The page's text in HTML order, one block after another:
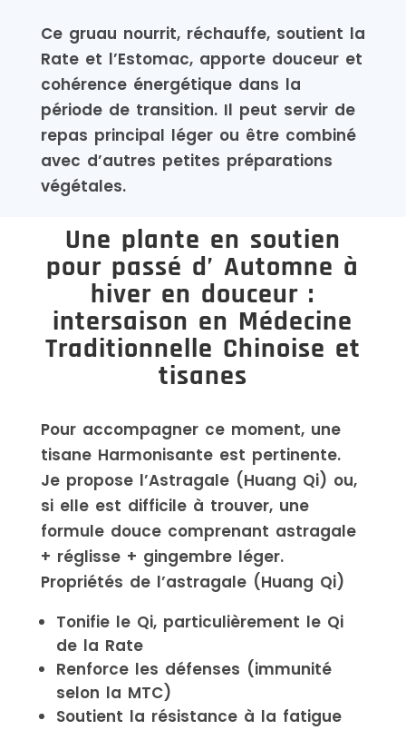
Ce gruau nourrit, réchauffe, soutient la
Rate et l’Estomac, apporte douceur et
cohérence énergétique dans la
période de transition. Il peut servir de
repas principal léger ou être combiné
avec d’autres petites préparations
végétales.
Une plante en soutien
pour passé d’ Automne à
hiver en douceur :
intersaison en Médecine
Traditionnelle Chinoise et
tisanes
Pour accompagner ce moment, une
tisane Harmonisante est pertinente.
Je propose l’Astragale (Huang Qi) ou,
si elle est difficile à trouver, une
formule douce comprenant astragale
+ réglisse + gingembre léger.
Propriétés de l’astragale (Huang Qi)
Tonifie le Qi, particulièrement le Qi
de la Rate
Renforce les défenses (immunité
selon la MTC)
Soutient la résistance à la fatigue